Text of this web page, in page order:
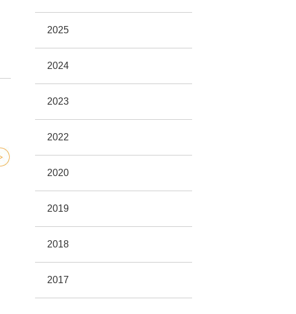
2025
2024
2023
2022
2020
2019
2018
2017